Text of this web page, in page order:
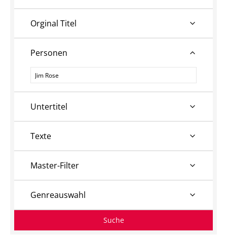
Orginal Titel
Personen
Personen
Untertitel
Texte
Master-Filter
Genreauswahl
Suche